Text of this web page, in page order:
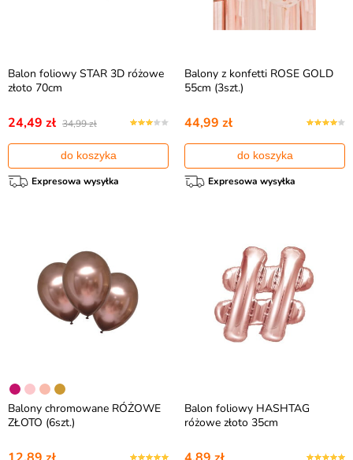
Balon foliowy STAR 3D różowe
złoto 70cm
24,49 zł 34,99 zł
do koszyka
Expresowa wysyłka
Balony z konfetti ROSE GOLD
55cm (3szt.)
44,99 zł
do koszyka
Expresowa wysyłka
Balony chromowane RÓŻOWE
ZŁOTO (6szt.)
Balon foliowy HASHTAG
różowe złoto 35cm